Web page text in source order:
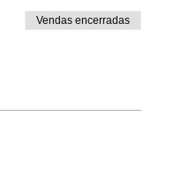
Vendas encerradas